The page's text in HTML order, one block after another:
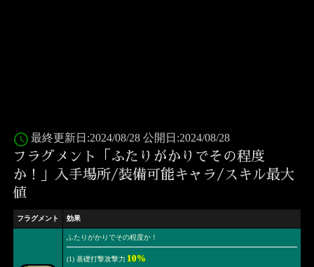
access_time 最終更新日:2024/08/28 公開日:2024/08/28
フラグメント「ふたりがかりでその程度
か！」入手場所/装備可能キャラ/スキル最大
値
フラグメント 効果
ふたりがかりでその程度か！
(1) 基礎打撃攻撃力 10%